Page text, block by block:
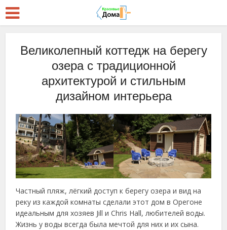
Великолепный коттедж на берегу
озера с традиционной
архитектурой и стильным
дизайном интерьера
Частный пляж, лёгкий доступ к берегу озера и вид на
реку из каждой комнаты сделали этот дом в Орегоне
идеальным для хозяев Jill и Chris Hall, любителей воды.
Жизнь у воды всегда была мечтой для них и их сына.